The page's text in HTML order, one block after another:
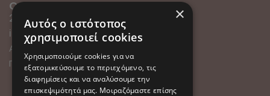
Contact info
211 0101119
info@millefleurs.gr
Αγίου Αλεξάνδρου 69,
Παλαιό Φάληρο
×
Αυτός ο ιστότοπος
χρησιμοποιεί cookies
Χρησιμοποιούμε cookies για να
εξατομικεύσουμε το περιεχόμενο, τις
διαφημίσεις και να αναλύσουμε την
επισκεψιμότητά μας. Μοιραζόμαστε επίσης